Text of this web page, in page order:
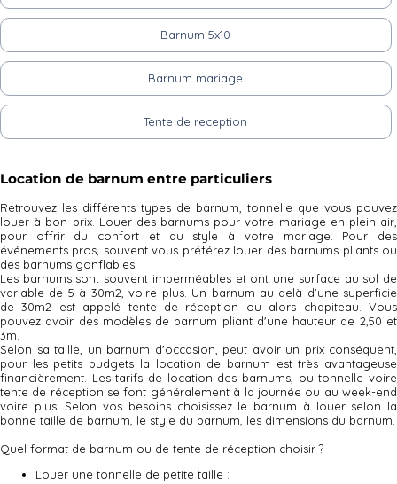
Barnum 5x10
Barnum mariage
Tente de reception
Location de barnum entre particuliers
Retrouvez les différents types de barnum, tonnelle que vous pouvez
louer à bon prix. Louer des barnums pour votre mariage en plein air,
pour offrir du confort et du style à votre mariage. Pour des
événements pros, souvent vous préférez louer des barnums pliants ou
des barnums gonflables.
Les barnums sont souvent imperméables et ont une surface au sol de
variable de 5 à 30m2, voire plus. Un barnum au-delà d'une superficie
de 30m2 est appelé tente de réception ou alors chapiteau. Vous
pouvez avoir des modèles de barnum pliant d'une hauteur de 2,50 et
3m.
Selon sa taille, un barnum d'occasion, peut avoir un prix conséquent,
pour les petits budgets la location de barnum est très avantageuse
financièrement. Les tarifs de location des barnums, ou tonnelle voire
tente de réception se font généralement à la journée ou au week-end
voire plus. Selon vos besoins choisissez le barnum à louer selon la
bonne taille de barnum, le style du barnum, les dimensions du barnum.
Quel format de barnum ou de tente de réception choisir ?
Louer une tonnelle de petite taille :